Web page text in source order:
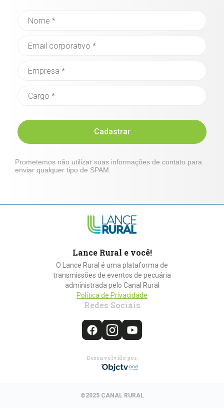
Cadastrar
Prometemos não utilizar suas informações de contato para
enviar qualquer tipo de SPAM.
Lance Rural e você!
O Lance Rural é uma plataforma de
transmissões de eventos de pecuária
administrada pelo Canal Rural
Política de Privacidade
Redes Sociais
Desenvolvido por:
©2025 CANAL RURAL